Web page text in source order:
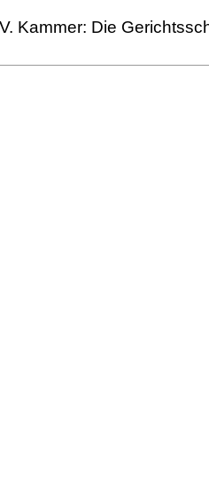
Kammer: Die